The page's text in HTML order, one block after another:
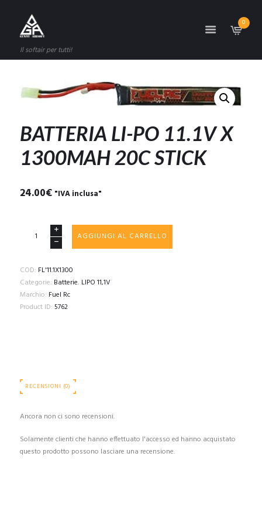
Il softair per tutti!
0
BATTERIA LI-PO 11.1V X
1300MAH 20C STICK
24.00€ "IVA inclusa"
11.1V
X
1300MAH
20C
AGGIUNGI AL CARRELLO
COD: FL'11.1X1300
Categorie: Batterie, LIPO 11,1V
Marchio: Fuel Rc
Product ID: 5762
RECENSIONI (0)
Ancora non ci sono recensioni.
Solamente clienti che hanno effettuato l'accesso ed hanno acquistato
questo prodotto possono lasciare una recensione.